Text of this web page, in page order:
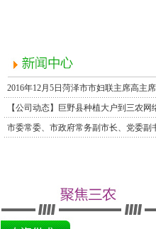
【公司动态】巨野县种植大户到三农